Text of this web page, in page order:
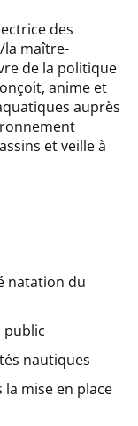
des
la maître-
de la politique
anime et
auprès
et veille à
du
nautiques
mise en place